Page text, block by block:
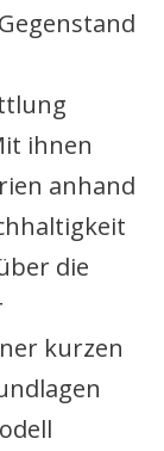
Gegenstand
ihnen
anhand
die
kurzen